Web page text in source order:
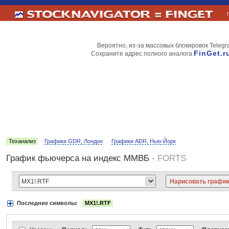
Вероятно, из-за массовых блокировок
Сохраните адрес полного аналога
Теханализ Графики GDR, Лондон Графики ADR, Нью-Йорк
График фьючерса на индекс ММВБ - FORTS
Последние символы:
MX1!.RTF
АДР Нью-Йорк:
Вымпелком Газпром Газпромнефть Киви ЛУКойл